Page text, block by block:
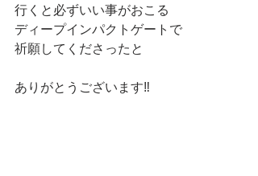
行くと必ずいい事がおこる
ディープインパクトゲートで
祈願してくださったと
ありがとうございます‼️